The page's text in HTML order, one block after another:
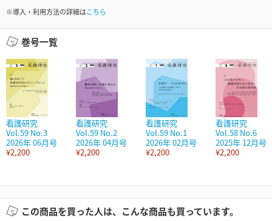
※導入・利用方法の詳細はこちら
巻号一覧
看護研究
Vol.59 No.3
2026年 06月号
¥2,200
看護研究
Vol.59 No.2
2026年 04月号
¥2,200
看護研究
Vol.59 No.1
2026年 02月号
¥2,200
看護研究
Vol.58 No.6
2025年 12月号
¥2,200
この商品を買った人は、こんな商品も買っています。